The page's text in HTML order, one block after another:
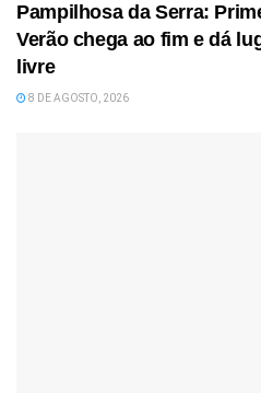
Pampilhosa da Serra:
Verão chega ao fim e dá
livre
8 DE AGOSTO, 2026